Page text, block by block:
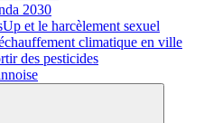
2030
et le harcèlement sexuel
climatique en ville
des pesticides